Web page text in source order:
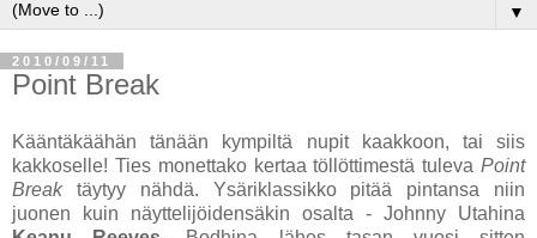
▼
2010/09/11
Point Break
Kääntäkäähän tänään kympiltä nupit kaakkoon, tai siis
kakkoselle! Ties monettako kertaa töllöttimestä tuleva Point
Breaktäytyy nähdä. Ysäriklassikko pitää pintansa niin
juonen kuin näyttelijöidensäkin osalta - Johnny Utahina